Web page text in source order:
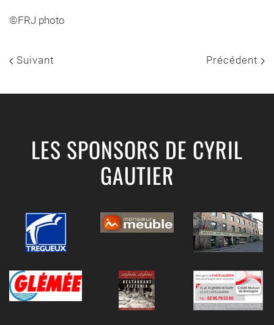
©FRJ photo
Suivant Précédent
LES SPONSORS DE CYRIL
GAUTIER